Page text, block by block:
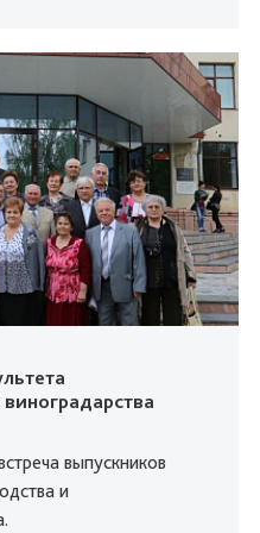
выпускников
и